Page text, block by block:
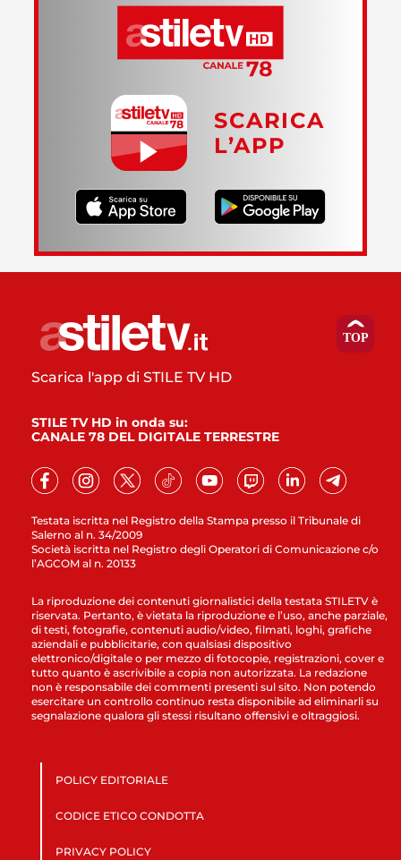
SCARICA
L’APP
Testata iscritta nel Registro della Stampa presso il Tribunale di
Salerno al n. 34/2009
Società iscritta nel Registro degli Operatori di Comunicazione c/o
l’AGCOM al n. 20133
Scarica l'app di STILE TV HD
STILE TV HD in onda su:
CANALE 78 DEL DIGITALE TERRESTRE
La riproduzione dei contenuti giornalistici della testata STILETV è
riservata. Pertanto, è vietata la riproduzione e l’uso, anche parziale,
di testi, fotografie, contenuti audio/video, filmati, loghi, grafiche
aziendali e pubblicitarie, con qualsiasi dispositivo
elettronico/digitale o per mezzo di fotocopie, registrazioni, cover e
tutto quanto è ascrivibile a copia non autorizzata. La redazione
non è responsabile dei commenti presenti sul sito. Non potendo
esercitare un controllo continuo resta disponibile ad eliminarli su
segnalazione qualora gli stessi risultano offensivi e oltraggiosi.
POLICY EDITORIALE
CODICE ETICO CONDOTTA
PRIVACY POLICY